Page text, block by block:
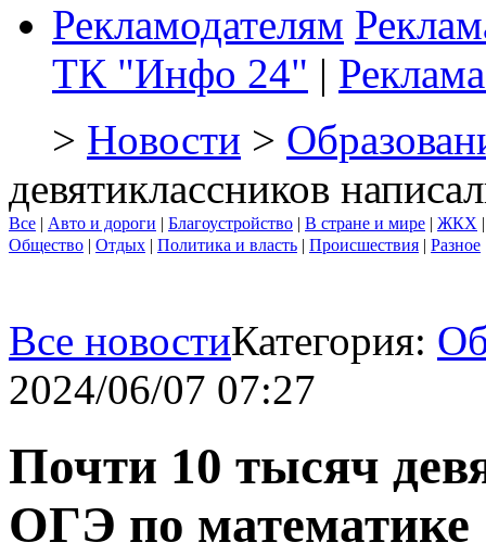
Рекламодателям
ТК "Инфо 24" |
> Новости >
девятиклассников
Все | Авто и дороги | Благоустройство | В стране и мире | ЖКХ
Общество | Отдых | Политика и власть | Происшествия | Разное
Все новостиКатегория:
2024/06/07 07:27
Почти 10 тысяч
ОГЭ по математике